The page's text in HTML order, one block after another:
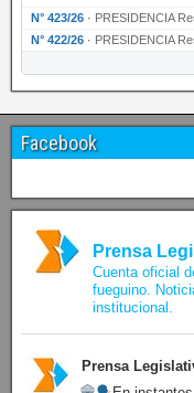
N° 423/26 · PRESIDENCIA
N° 422/26 · PRESIDENCIA
Facebook
Prensa
Cuenta oficial
fueguino.
institucional.
Prensa